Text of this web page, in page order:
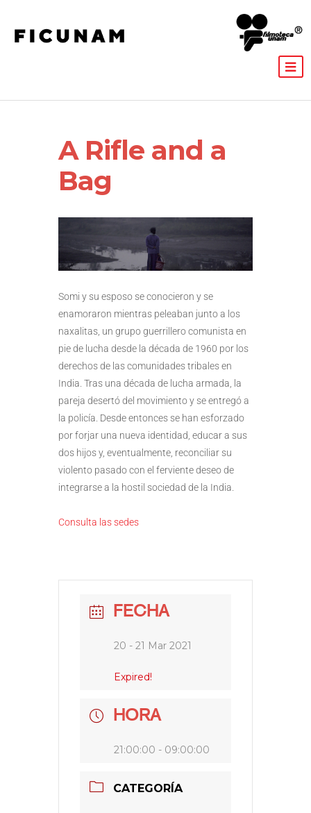
A Rifle and a
Bag
Somi y su esposo se conocieron y se
enamoraron mientras peleaban junto a los
naxalitas, un grupo guerrillero comunista en
pie de lucha desde la década de 1960 por los
derechos de las comunidades tribales en
India. Tras una década de lucha armada, la
pareja desertó del movimiento y se entregó a
la policía. Desde entonces se han esforzado
por forjar una nueva identidad, educar a sus
dos hijos y, eventualmente, reconciliar su
violento pasado con el ferviente deseo de
integrarse a la hostil sociedad de la India.
Consulta las sedes
FECHA
20 - 21 Mar 2021
Expired!
HORA
21:00:00 - 09:00:00
CATEGORÍA